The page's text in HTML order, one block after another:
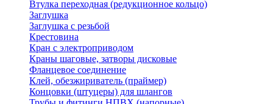
Втулка переходная (редукционное кольцо)
Заглушка
Заглушка с резьбой
Крестовина
Кран с электроприводом
Краны шаговые, затворы дисковые
Фланцевое соединение
Клей, обезжириватель (праймер)
Концовки (штуцеры) для шлангов